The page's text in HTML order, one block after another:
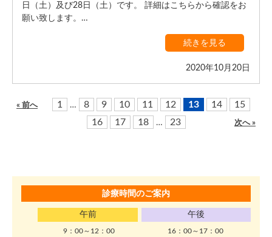
日（土）及び28日（土）です。 詳細はこちらから確認をお
願い致します。…
続きを見る
2020年10月20日
« 前へ 1 … 8 9 10 11 12 13 14
15
16
17 18 … 23 次へ »
診療時間のご案内
午前 午後
9：00～12：00 16：00～17：00